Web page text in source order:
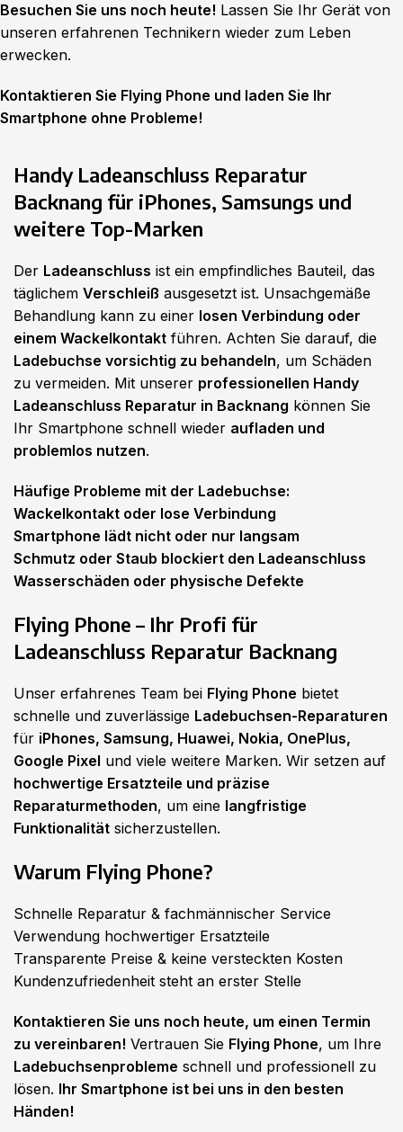
Besuchen Sie uns noch heute! Lassen Sie Ihr Gerät von
unseren erfahrenen Technikern wieder zum Leben
erwecken.
Kontaktieren Sie Flying Phone und laden Sie Ihr
Smartphone ohne Probleme!
Handy Ladeanschluss Reparatur
Backnang für iPhones, Samsungs und
weitere Top-Marken
Der Ladeanschluss ist ein empfindliches Bauteil, das
täglichem Verschleiß ausgesetzt ist. Unsachgemäße
Behandlung kann zu einer losen Verbindung oder
einem Wackelkontakt führen. Achten Sie darauf, die
Ladebuchse vorsichtig zu behandeln, um Schäden
zu vermeiden. Mit unserer professionellen Handy
Ladeanschluss Reparatur in Backnang können Sie
Ihr Smartphone schnell wieder aufladen und
problemlos nutzen.
Häufige Probleme mit der Ladebuchse:
Wackelkontakt oder lose Verbindung
Smartphone lädt nicht oder nur langsam
Schmutz oder Staub blockiert den Ladeanschluss
Wasserschäden oder physische Defekte
Flying Phone – Ihr Profi für
Ladeanschluss Reparatur Backnang
Unser erfahrenes Team bei Flying Phone bietet
schnelle und zuverlässige Ladebuchsen-Reparaturen
für iPhones, Samsung, Huawei, Nokia, OnePlus,
Google Pixel und viele weitere Marken. Wir setzen auf
hochwertige Ersatzteile und präzise
Reparaturmethoden, um eine langfristige
Funktionalität sicherzustellen.
Warum Flying Phone?
Schnelle Reparatur & fachmännischer Service
Verwendung hochwertiger Ersatzteile
Transparente Preise & keine versteckten Kosten
Kundenzufriedenheit steht an erster Stelle
Kontaktieren Sie uns noch heute, um einen Termin
zu vereinbaren! Vertrauen Sie Flying Phone, um Ihre
Ladebuchsenprobleme schnell und professionell zu
lösen. Ihr Smartphone ist bei uns in den besten
Händen!